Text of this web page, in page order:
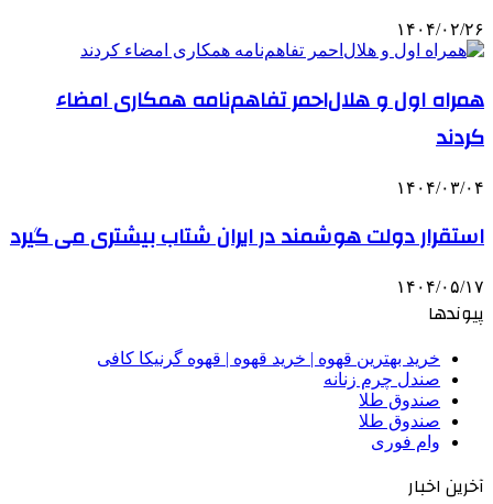
۱۴۰۴/۰۲/۲۶
همراه اول و هلال‌احمر تفاهم‌نامه همکاری امضاء
کردند
۱۴۰۴/۰۳/۰۴
استقرار دولت هوشمند در ایران شتاب بیشتری می گیرد
۱۴۰۴/۰۵/۱۷
پیوندها
خرید بهترین قهوه | خرید قهوه | قهوه گرنیکا کافی
صندل چرم زنانه
صندوق طلا
صندوق طلا
وام فوری
آخرین اخبار